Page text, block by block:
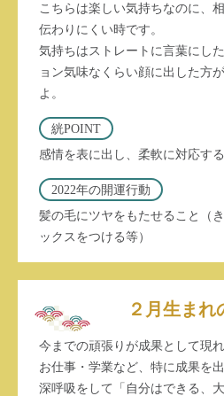
こちらは楽しい気持ちなのに、
伝わりにくい時です。
気持ちはストレートに言葉にし
ョン気味なくらい顔に出した方
よ。
絖POINT
感情を表に出し、柔軟に対応する
2022年の開運行動
髪の毛にツヤをもたせること（
ックスをつける等）
２月生まれ
今までの頑張りが成果として現
お仕事・学業など、特に成果を
深呼吸をして「自分はできる、